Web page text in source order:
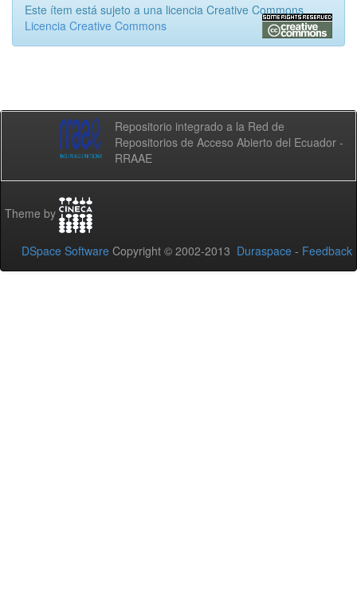
Este ítem está sujeto a una licencia Creative Commons
Licencia Creative Commons
Repositorio integrado a la Red de
Repositorios de Acceso Abierto del Ecuador -
RRAAE
Theme by
DSpace Software Copyright © 2002-2013 Duraspace - Feedback